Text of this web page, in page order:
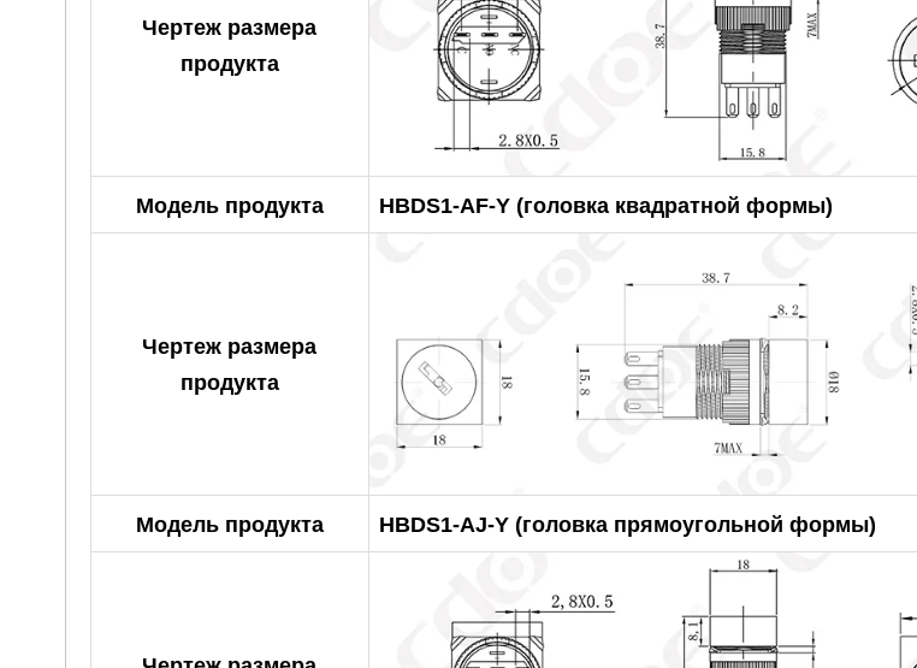
Чертеж размера
продукта
Модель продукта HBDS1-AF-Y (головка квадратной формы)
Чертеж размера
продукта
Модель продукта HBDS1-AJ-Y (головка прямоугольной формы)